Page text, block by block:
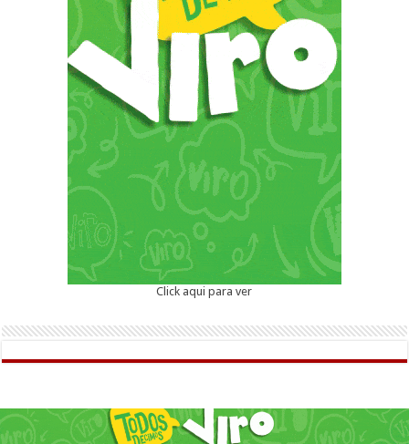
Click aqui para ver